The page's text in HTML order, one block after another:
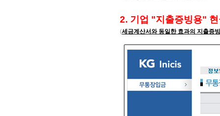
2. 기업 "지출증빙용"
(세금계산서와 동일한 효과의 지출증